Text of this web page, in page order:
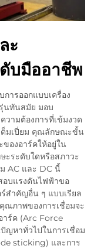
ะ
บมืออาชีพ
ารออกแบบเครื่อง
นทันสมัย มอบ
ามต้องการที่เข้มงวด
ต็มเปี่ยม คุณลักษณะขั้น
ของอาร์คให้อยู่ใน
ะระดับใดหรือสภาวะ
AC และ DC นี้
บแรงดันไฟฟ้าขอ
สำคัญอื่น ๆ แบบเรียล
ณภาพของการเชื่อมจะ
าร์ค (Arc Force
หาทั่วไปในการเชื่อม
sticking) และการ